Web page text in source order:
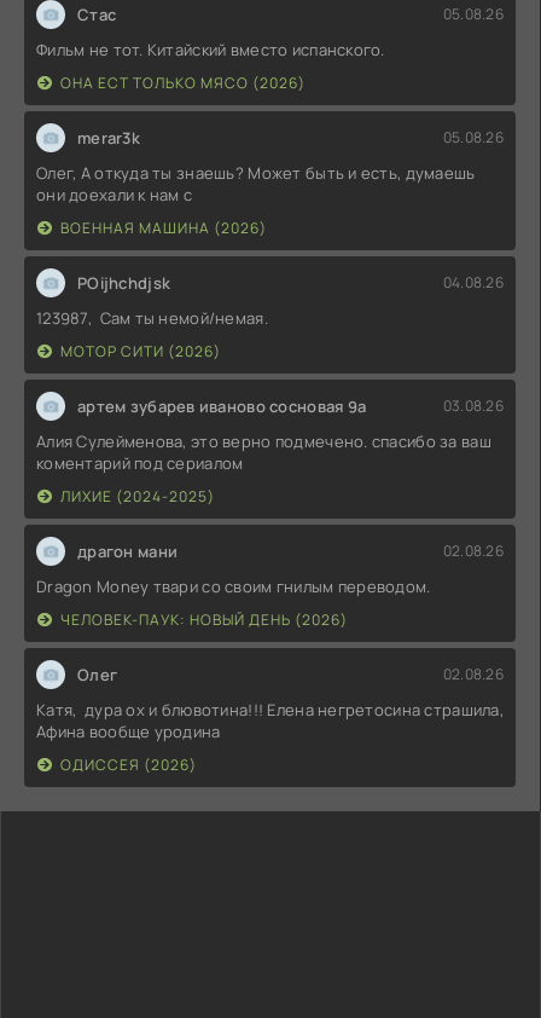
Стас 05.08.26
Фильм не тот. Китайский вместо испанского.
ОНА ЕСТ ТОЛЬКО МЯСО (2026)
merar3k 05.08.26
Олег, А откуда ты знаешь? Может быть и есть, думаешь
они доехали к нам с
ВОЕННАЯ МАШИНА (2026)
POijhchdjsk 04.08.26
123987, Сам ты немой/немая.
МОТОР СИТИ (2026)
артем зубарев иваново сосновая 9а 03.08.26
Алия Сулейменова, это верно подмечено. спасибо за ваш
коментарий под сериалом
ЛИХИЕ (2024-2025)
драгон мани 02.08.26
Dragon Money твари со своим гнилым переводом.
ЧЕЛОВЕК-ПАУК: НОВЫЙ ДЕНЬ (2026)
Олег 02.08.26
Катя, дура ох и блювотина!!! Елена негретосина страшила,
Афина вообще уродина
ОДИССЕЯ (2026)